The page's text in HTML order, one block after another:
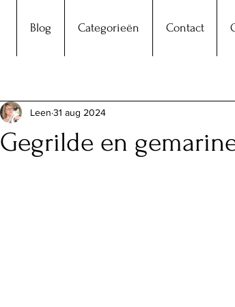
Blog Categorieën Contact
Gegrilde en
Leen 31 aug 2024